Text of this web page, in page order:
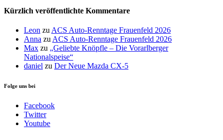
Kürzlich veröffentlichte Kommentare
Leon zu ACS Auto-Renntage Frauenfeld 2026
Anna zu ACS Auto-Renntage Frauenfeld 2026
Max zu „Geliebte Knöpfle – Die Vorarlberger
Nationalspeise“
daniel zu Der Neue Mazda CX-5
Folge uns bei
Facebook
Twitter
Youtube